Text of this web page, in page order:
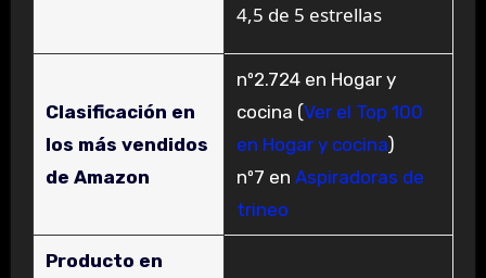
4,5 de 5 estrellas
Clasificación en
los más vendidos
de Amazon
nº2.724 en Hogar y
cocina (Ver el Top 100
en Hogar y cocina)
nº7 en Aspiradoras de
trineo
Producto en